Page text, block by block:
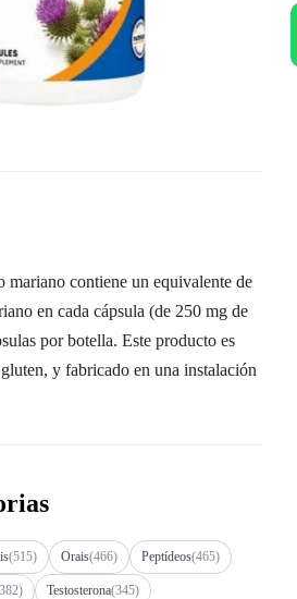
mariano contiene un equivalente de
en cada cápsula (de 250 mg de
por botella. Este producto es
y fabricado en una instalación
(515) Orais(466) Peptídeos(465)
Testosterona(345)